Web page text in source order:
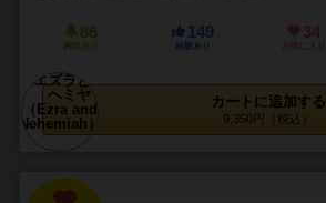
86
興味あり
149
経験あり
34
お気に入り
カートに追加する
9,350円（税込）